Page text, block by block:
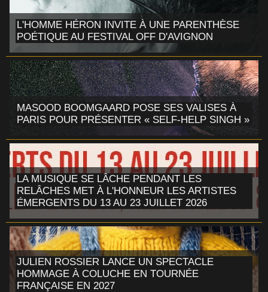
L'HOMME HÉRON INVITE À UNE PARENTHÈSE
POÉTIQUE AU FESTIVAL OFF D'AVIGNON
MASOOD BOOMGAARD POSE SES VALISES À
PARIS POUR PRÉSENTER « SELF-HELP SINGH »
LA MUSIQUE SE LÂCHE PENDANT LES
RELÂCHES MET À L'HONNEUR LES ARTISTES
ÉMERGENTS DU 13 AU 23 JUILLET 2026
JULIEN ROSSIER LANCE UN SPECTACLE
HOMMAGE À COLUCHE EN TOURNÉE
FRANÇAISE EN 2027